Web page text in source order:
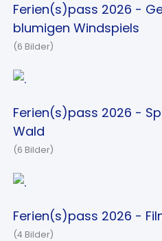
Ferien(s)pass 2026 -
blumigen Windspiels
(6 Bilder)
Ferien(s)pass 2026 -
Wald
(6 Bilder)
Ferien(s)pass 2026 -
(4 Bilder)